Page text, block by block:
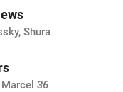
Shura
36